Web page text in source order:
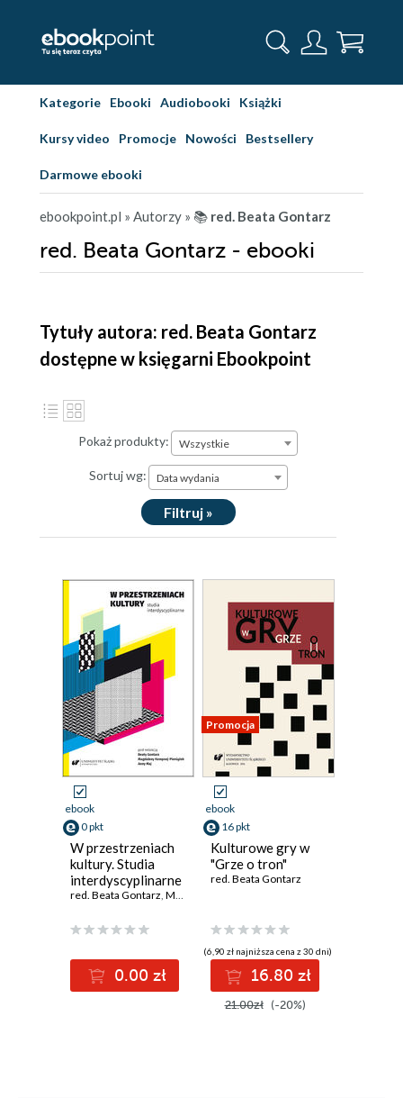
Kategorie Ebooki Audiobooki Książki
Kursy video Promocje Nowości Bestsellery
Darmowe ebooki
ebookpoint.pl » Autorzy » 📚 red. Beata Gontarz
red. Beata Gontarz - ebooki
Tytuły autora: red. Beata Gontarz
dostępne w księgarni Ebookpoint
Pokaż produkty: Wszystkie
Sortuj wg: Data wydania
Filtruj »
ebook
0 pkt
W przestrzeniach
kultury. Studia
interdyscyplinarne
red. Beata Gontarz, Magdalena Kempna-Pieniążek
0.00 zł
Promocja
ebook
16 pkt
Kulturowe gry w
"Grze o tron"
red. Beata Gontarz
(6,90 zł najniższa cena z 30 dni)
16.80 zł
21.00zł (-20%)